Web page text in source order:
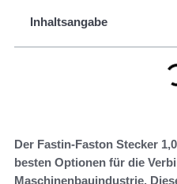
Inhaltsangabe
Der Fastin-Faston Stecker
besten Optionen für die
Maschinenbauindustrie.